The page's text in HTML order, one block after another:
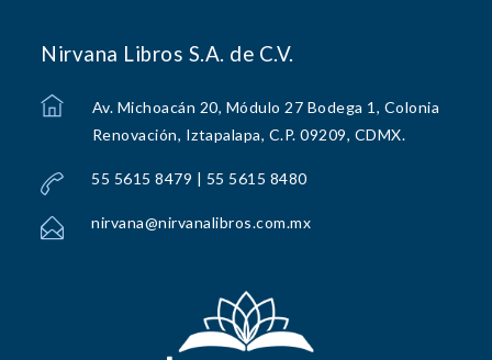
Nirvana Libros S.A. de C.V.
Av. Michoacán 20, Módulo 27 Bodega 1, Colonia
Renovación, Iztapalapa, C.P. 09209, CDMX.
55 5615 8479 | 55 5615 8480
nirvana@nirvanalibros.com.mx